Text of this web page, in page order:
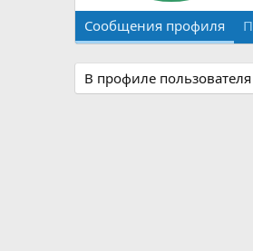
Сообщения профиля
В профиле